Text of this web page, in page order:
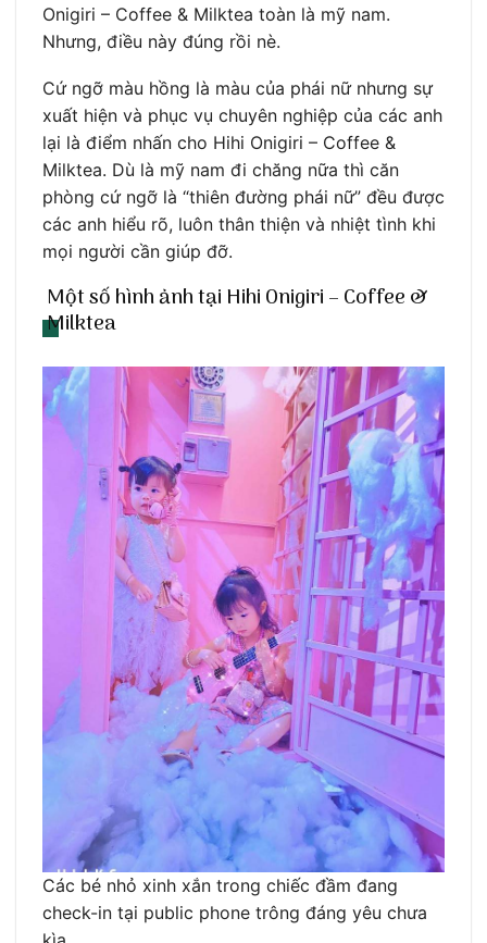
Onigiri – Coffee & Milktea toàn là mỹ nam.
Nhưng, điều này đúng rồi nè.
Cứ ngỡ màu hồng là màu của phái nữ nhưng sự
xuất hiện và phục vụ chuyên nghiệp của các anh
lại là điểm nhấn cho Hihi Onigiri – Coffee &
Milktea. Dù là mỹ nam đi chăng nữa thì căn
phòng cứ ngỡ là “thiên đường phái nữ” đều được
các anh hiểu rõ, luôn thân thiện và nhiệt tình khi
mọi người cần giúp đỡ.
Một số hình ảnh tại Hihi Onigiri – Coffee &
Milktea
Các bé nhỏ xinh xắn trong chiếc đầm đang
check-in tại public phone trông đáng yêu chưa